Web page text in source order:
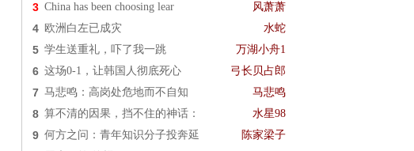
3 China has been choosing lear 风萧萧
4 欧洲白左已成灾 水蛇
5 学生送重礼，吓了我一跳 万湖小舟1
6 这场0-1，让韩国人彻底死心 弓长贝占郎
7 马悲鸣：高岗处危地而不自知 马悲鸣
8 算不清的因果，挡不住的神话： 水星98
9 何方之问：青年知识分子投奔延 陈家梁子